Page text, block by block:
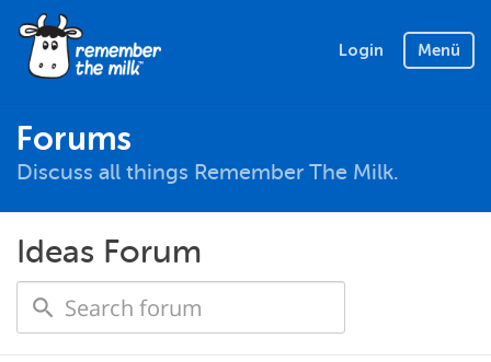
Login Menü
Forums
Discuss all things Remember The Milk.
Ideas Forum